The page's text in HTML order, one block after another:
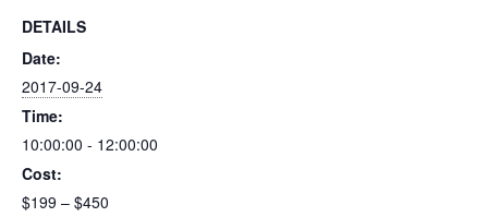
DETAILS
Date:
2017-09-24
Time:
10:00:00 - 12:00:00
Cost:
$199 – $450